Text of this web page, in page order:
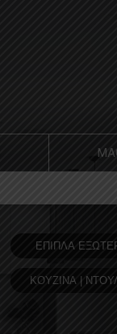
ΕΠΙΠΛΑ
ΚΟΥΖΙΝΑ |